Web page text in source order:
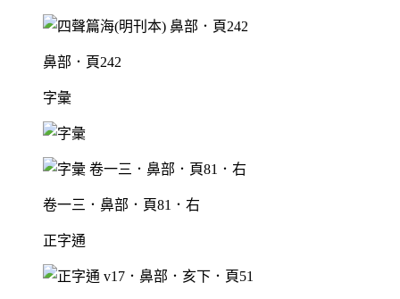
鼻部．頁242
字彙
卷一三．鼻部．頁81．右
正字通